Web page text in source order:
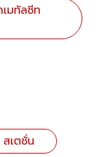
มทัลชีท
เตชั่น